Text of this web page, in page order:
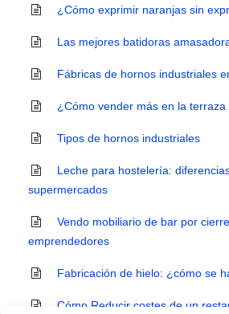
¿Cómo exprimir naranjas sin
Las mejores batidoras
Fábricas de hornos industriales
¿Cómo vender más en la
Tipos de hornos industriales
Leche para hostelería:
supermercados
Vendo mobiliario de bar por
emprendedores
Fabricación de hielo: ¿cómo se
Cómo Reducir costes de un